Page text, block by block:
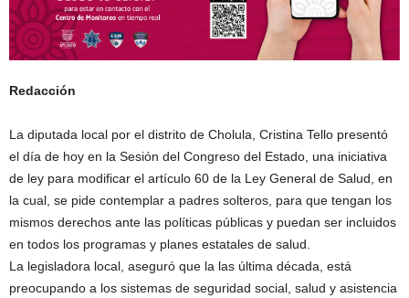
Redacción
La diputada local por el distrito de Cholula, Cristina Tello presentó
el día de hoy en la Sesión del Congreso del Estado, una iniciativa
de ley para modificar el artículo 60 de la Ley General de Salud, en
la cual, se pide contemplar a padres solteros, para que tengan los
mismos derechos ante las políticas públicas y puedan ser incluidos
en todos los programas y planes estatales de salud.
La legisladora local, aseguró que la las última década, está
preocupando a los sistemas de seguridad social, salud y asistencia